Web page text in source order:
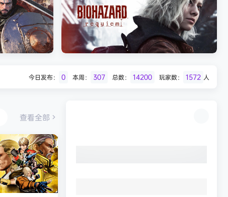
007 初露锋芒（007 First Light
《刺客信条：影/Assassin’s Creed
Shadows》免安装版，非虚拟机
今日发布： 0 本周： 307 总数： 14200 玩家数： 1572 人
查看全部